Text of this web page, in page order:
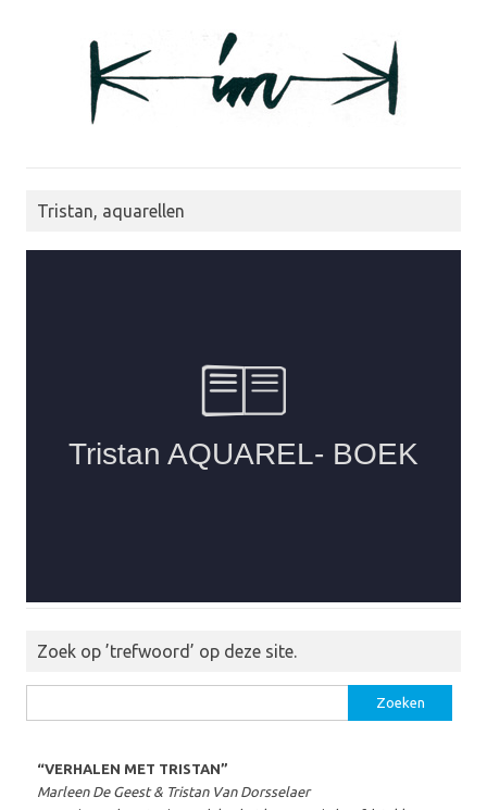
Tristan, aquarellen
Zoek op ’trefwoord’ op deze site.
naar:
“VERHALEN MET TRISTAN”
Marleen De Geest & Tristan Van Dorsselaer